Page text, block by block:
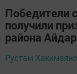
Победители
получили
района
Рустам